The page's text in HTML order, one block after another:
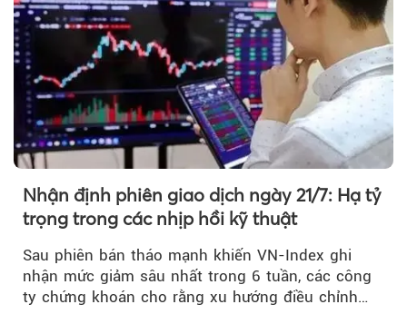
Nhận định phiên giao dịch ngày 21/7: Hạ tỷ
trọng trong các nhịp hồi kỹ thuật
Sau phiên bán tháo mạnh khiến VN-Index ghi
nhận mức giảm sâu nhất trong 6 tuần, các công
ty chứng khoán cho rằng xu hướng điều chỉnh